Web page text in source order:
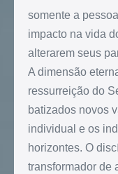
somente a
impacto na vida
alterarem seus
A dimensão
ressurreição do
batizados novos
individual e os
horizontes. O
transformador de